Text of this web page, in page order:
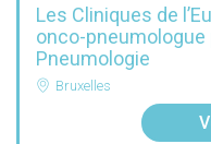
Les Cliniques de
onco-pneumologue
Pneumologie
Bruxelles